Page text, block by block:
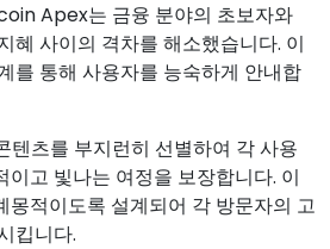
Apex는 금융 분야의 초보자와
혜 사이의 격차를 해소했습니다. 이
를 통해 사용자를 능숙하게 안내합
츠를 부지런히 선별하여 각 사용
이고 빛나는 여정을 보장합니다. 이
몽적이도록 설계되어 각 방문자의 고
킵니다.